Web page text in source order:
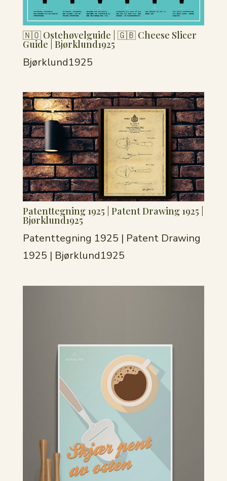
🇳🇴 Ostehøvelguide | 🇬🇧 Cheese Slicer
Guide | Bjørklund1925
Bjørklund1925
Patenttegning 1925 | Patent Drawing 1925 |
Bjørklund1925
Patenttegning 1925 | Patent Drawing
1925 | Bjørklund1925